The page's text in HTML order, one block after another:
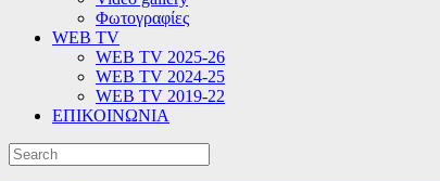
Φωτογραφίες
WEB TV
WEB TV 2025-26
WEB TV 2024-25
WEB TV 2019-22
ΕΠΙΚΟΙΝΩΝΙΑ